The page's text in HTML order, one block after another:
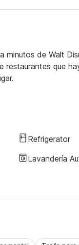
de Walt
que
Refrigerator
Lavandería